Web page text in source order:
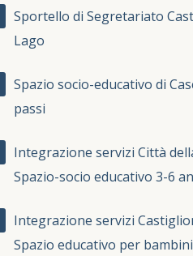
Sportello di Segretariato
Lago
Spazio socio-educativo di
passi
Integrazione servizi Città
Spazio-socio educativo 3-6
Integrazione servizi
Spazio educativo per